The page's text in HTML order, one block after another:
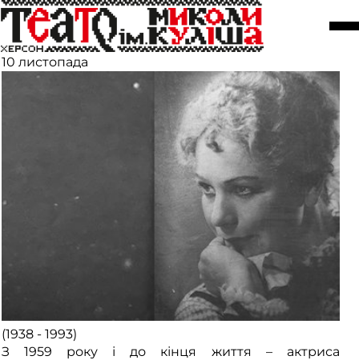
Особистості. Щітка Антоніна
Петрівна
10 листопада
(1938 - 1993)
З 1959 року і до кінця життя – актриса